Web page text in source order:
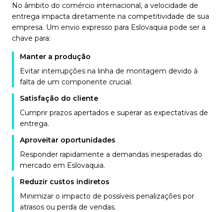
No âmbito do comércio internacional, a velocidade de
entrega impacta diretamente na competitividade de sua
empresa. Um envio expresso para Eslovaquia pode ser a
chave para:
Manter a produção
Evitar interrupções na linha de montagem devido à
falta de um componente crucial.
Satisfação do cliente
Cumprir prazos apertados e superar as expectativas de
entrega.
Aproveitar oportunidades
Responder rapidamente a demandas inesperadas do
mercado em Eslovaquia.
Reduzir custos indiretos
Minimizar o impacto de possíveis penalizações por
atrasos ou perda de vendas.